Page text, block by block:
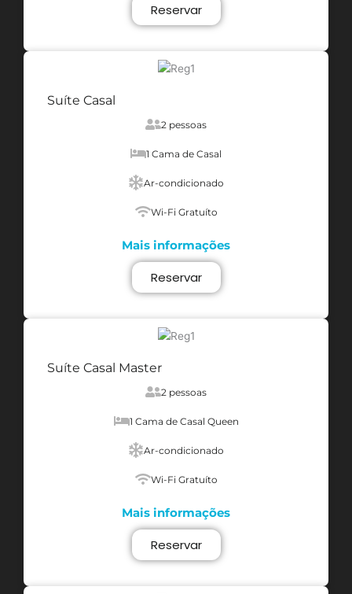
Reservar
Suíte Casal
2 pessoas
1 Cama de Casal
Ar-condicionado
Wi-Fi Gratuíto
Mais informações
Reservar
Suíte Casal Master
2 pessoas
1 Cama de Casal Queen
Ar-condicionado
Wi-Fi Gratuíto
Mais informações
Reservar